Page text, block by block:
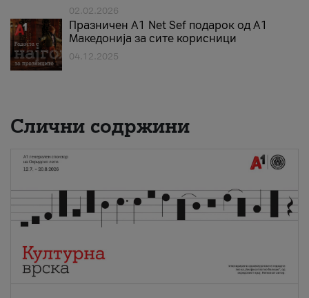
02.02.2026
Празничен A1 Net Sеf подарок од А1
Македонија за сите корисници
04.12.2025
Слични содржини